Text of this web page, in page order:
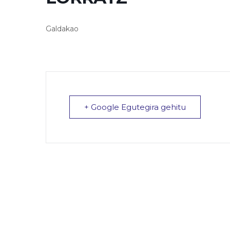
Galdakao
+ Google Egutegira gehitu